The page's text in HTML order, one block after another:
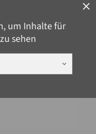
close
um Inhalte für
sehen
keyboard_arrow_down